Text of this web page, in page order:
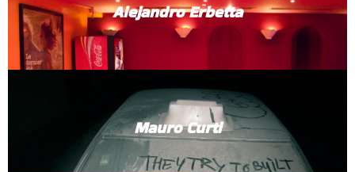
Alejandro Erbetta
Mauro Curti